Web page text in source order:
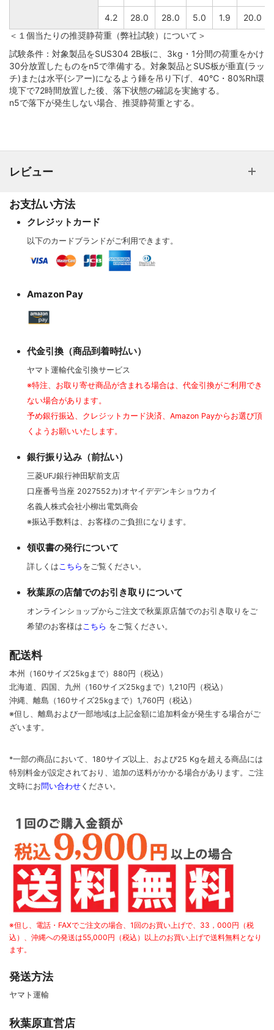
4.2 28.0 28.0 5.0 1.9
20.0
＜１個当たりの推奨静荷重（弊社試験）について＞
試験条件：対象製品をSUS304 2B板に、3kg・1分間の荷重をかけ
30分放置したものをn5で準備する。対象製品とSUS板が垂直(ラッ
チ)または水平(シアー)になるよう錘を吊り下げ、40℃・80%Rh環
境下で72時間放置した後、落下状態の確認を実施する。
n5で落下が発生しない場合、推奨静荷重とする。
レビュー
お支払い方法
クレジットカード
以下のカードブランドがご利用できます。
Amazon Pay
代金引換（商品到着時払い）
ヤマト運輸代金引換サービス
※特注、お取り寄せ商品が含まれる場合は、代金引換がご利用でき
ない場合があります。
予め銀行振込、クレジットカード決済、Amazon Payからお選び頂
くようお願いいたします。
銀行振り込み（前払い）
三菱UFJ銀行神田駅前支店
口座番号当座 2027552カ)オヤイデデンキショウカイ
名義人株式会社小柳出電気商会
※振込手数料は、お客様のご負担になります。
領収書の発行について
詳しくは こちら をご覧ください。
秋葉原の店舗でのお引き取りについて
オンラインショップからご注文で秋葉原店舗でのお引き取りをご
希望のお客様は こちら をご覧ください。
配送料
本州（160サイズ25kgまで）880円（税込）
北海道、四国、九州
（160サイズ25kgまで） 1,210円（税込）
沖縄、離島 （160サイズ25kgまで） 1,760円（税込）
※但し、離島および一部地域は上記金額に追加料金が発生する場合がご
ざいます。
*一部の商品において、180サイズ以上、および25 Kgを超える商品には
特別料金が設定されており、追加の送料がかかる場合があります。
ご注
文時に お問い合わせ ください。
※但し、電話・FAXでご注文の場合、1回のお買い上げで、33，000円（税
込）、沖縄への発送は55,000円（税込）以上のお買い上げで送料無料となり
ます。
発送方法
ヤマト運輸
秋葉原直営店